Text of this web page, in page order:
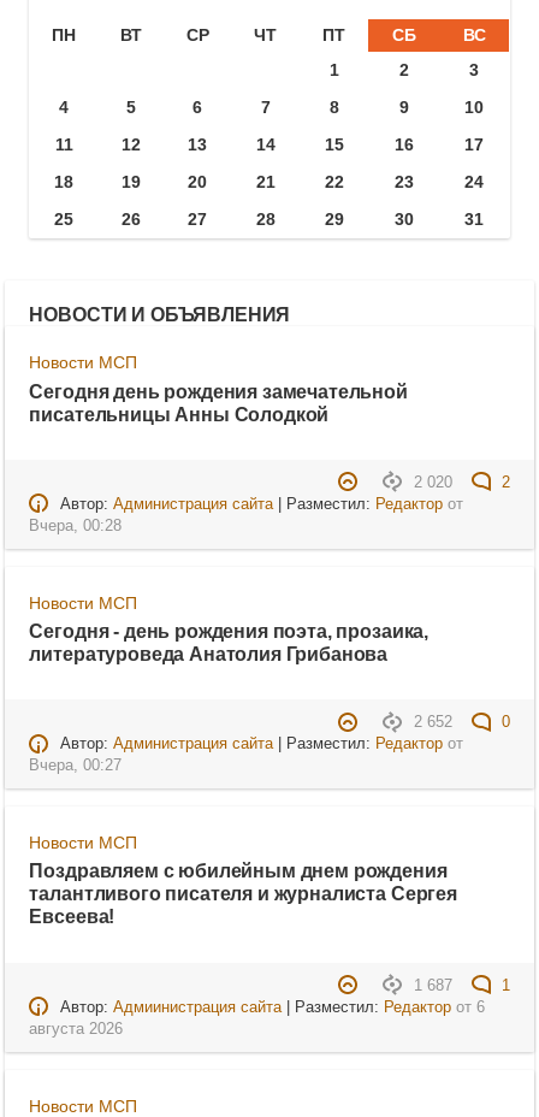
ПН ВТ СР ЧТ ПТ СБ
ВС
1
2
3
4
5 6 7 8 9
10
11
12 13 14 15 16
17
18
19 20 21 22 23
24
25
26 27 28 29 30 31
НОВОСТИ И ОБЪЯВЛЕНИЯ
Новости МСП
Сегодня день рождения замечательной
писательницы Анны Солодкой
2 020
2
Автор: Администрация сайта| Разместил: Редакторот
Вчера, 00:28
Новости МСП
Сегодня - день рождения поэта, прозаика,
литературоведа Анатолия Грибанова
2 652
0
Автор: Администрация сайта| Разместил: Редакторот
Вчера, 00:27
Новости МСП
Поздравляем с юбилейным днем рождения
талантливого писателя и журналиста Сергея
Евсеева!
1 687
1
Автор: Адмиинистрация сайта| Разместил: Редакторот 6
августа 2026
Новости МСП